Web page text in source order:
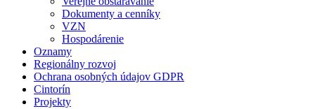
Dokumenty a cenníky
VZN
Hospodárenie
Oznamy
Regionálny rozvoj
Ochrana osobných údajov GDPR
Cintorín
Projekty